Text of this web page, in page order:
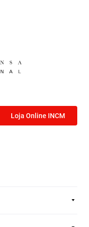
Loja Online INCM